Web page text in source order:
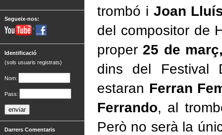
Segueix-nos:
Identificació
(sols usuaris registrats)
Nom:
Pass:
Darrers Comentaris
trombó i Joan
del compositor de
proper 25 de
dins del Festival
estaran Ferran
Ferrando, al
Però no serà la